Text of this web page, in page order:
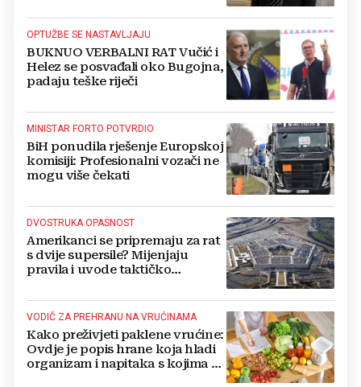
OPTUŽBE SE NASTAVLJAJU
BUKNUO VERBALNI RAT Vučić i
Helez se posvađali oko Bugojna,
padaju teške riječi
MINISTAR FORTO POTVRDIO
BiH ponudila rješenje Europskoj
komisiji: Profesionalni vozači ne
mogu više čekati
DVOSTRUKA OPASNOST
Amerikanci se pripremaju za rat
s dvije supersile? Mijenjaju
pravila i uvode taktičko
VODIČ ZA PREHRANU NA VRUĆINAMA
Kako preživjeti paklene vrućine:
Ovdje je popis hrane koja hladi
organizam i napitaka s kojima si